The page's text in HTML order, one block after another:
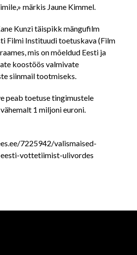
märkis Jaune Kimmel.
Kunzi täispikk mängufilm
Filmi Instituudi toetuskava (Film
mis on mõeldud Eesti ja
koostöös valmivate
siinmail tootmiseks.
peab toetuse tingimustele
1 miljoni euroni.
7225942/valismaised-
vottetiimist-ulivordes